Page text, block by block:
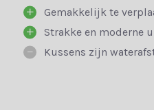
Gemakkelijk te
Strakke en moderne
Kussens zijn